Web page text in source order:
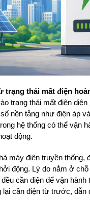
trạng thái mất điện
trạng thái mất điện
nền tảng như điện áp
hệ thống có thể vận
động.
máy điện truyền
động. Lý do nằm ở
cần điện để vận
lại cần điện từ trước,